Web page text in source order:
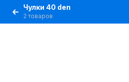
Чулки 40 den
2 товаров